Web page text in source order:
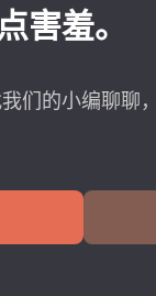
害羞。
们的小编聊聊